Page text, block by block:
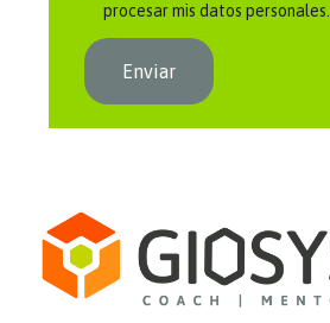
procesar mis datos personales.